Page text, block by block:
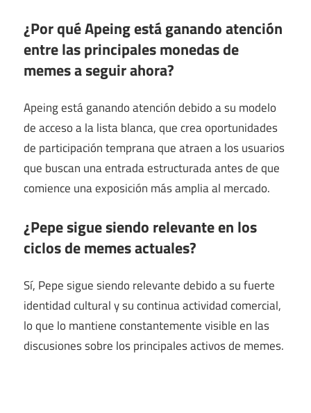
¿Por qué Apeing está ganando atención
entre las principales monedas de
memes a seguir ahora?
Apeing está ganando atención debido a su modelo
de acceso a la lista blanca, que crea oportunidades
de participación temprana que atraen a los usuarios
que buscan una entrada estructurada antes de que
comience una exposición más amplia al mercado.
¿Pepe sigue siendo relevante en los
ciclos de memes actuales?
Sí, Pepe sigue siendo relevante debido a su fuerte
identidad cultural y su continua actividad comercial,
lo que lo mantiene constantemente visible en las
discusiones sobre los principales activos de memes.